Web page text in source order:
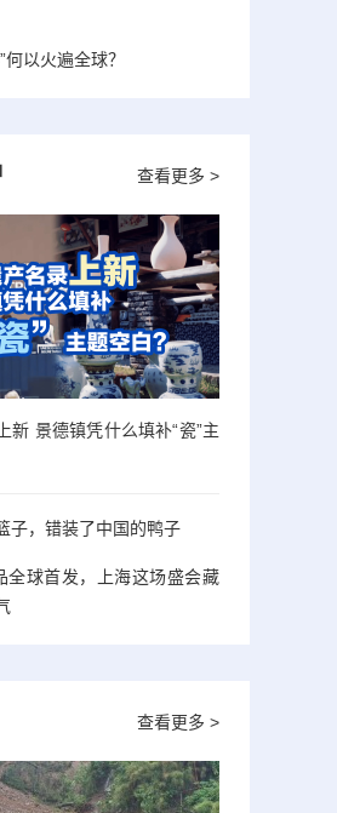
何以火遍全球？
查看更多 >
新 景德镇凭什么填补“瓷”主
子，错装了中国的鸭子
全球首发，上海这场盛会藏
查看更多 >